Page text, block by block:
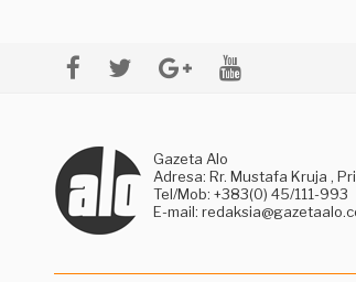
Gazeta Alo
Adresa: Rr. Mustafa Kruja ,
Tel/Mob: +383(0) 45/111-993
E-mail: